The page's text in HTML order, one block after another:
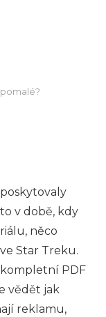
v době, kdy
něco
Star Treku.
PDF
vědět jak
reklamu,